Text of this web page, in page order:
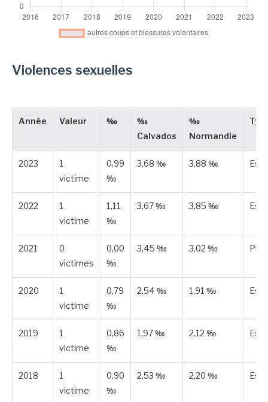
Violences sexuelles
Année Valeur ‰
‰
Calvados
‰
Normandie
2023
1
victime
0,99
‰
3,68 ‰ 3,88 ‰
2022
1
victime
1,11
‰
3,67 ‰ 3,85 ‰
2021
0
victimes
0,00
‰
3,45 ‰ 3,02 ‰
2020
1
victime
0,79
‰
2,54 ‰ 1,91 ‰
2019
1
victime
0,86
‰
1,97 ‰ 2,12 ‰
2018
1
victime
0,90
‰
2,53 ‰ 2,20 ‰